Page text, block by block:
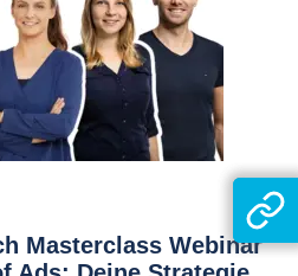
Masterclass Webinar